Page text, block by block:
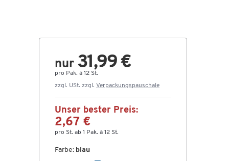
nur 31,99 €
pro Pak. à 12 St.
zzgl. USt. zzgl. Verpackungspauschale
Unser bester Preis:
2,67 €
pro St. ab 1 Pak. à 12 St.
Farbe: blau